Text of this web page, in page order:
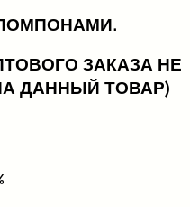
ЗАКАЗА НЕ
ДАННЫЙ ТОВАР)